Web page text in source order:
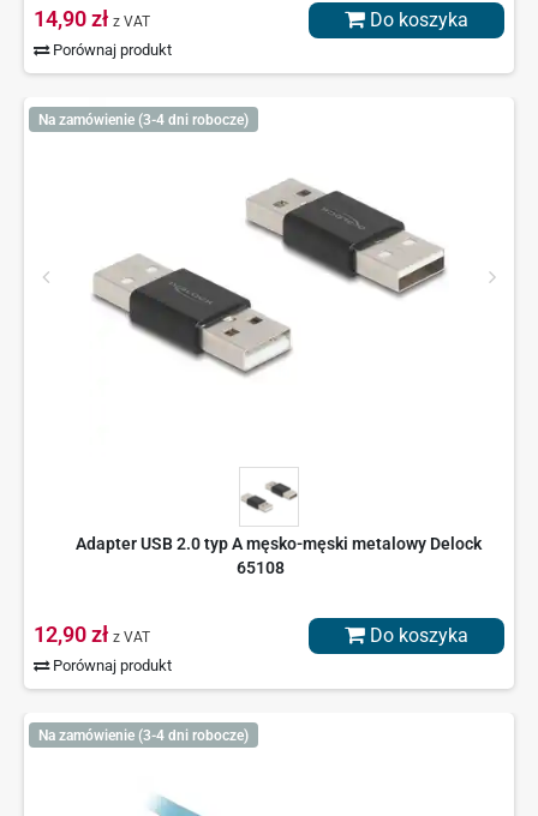
14,90 zł z VAT
Porównaj produkt
Do koszyka
Na zamówienie (3-4 dni robocze)
Adapter USB 2.0 typ A męsko-męski metalowy Delock
65108
12,90 zł z VAT
Porównaj produkt
Do koszyka
Na zamówienie (3-4 dni robocze)